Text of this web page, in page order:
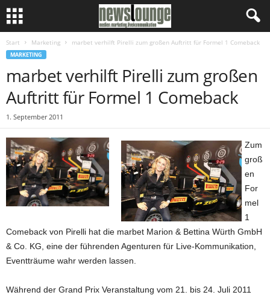
Start Marketing marbet verhilft Pirelli zum großen Auftritt für Formel 1 Comeback
MARKETING
marbet verhilft Pirelli zum großen
Auftritt für Formel 1 Comeback
1. September 2011
Zum
groß
en
For
mel
1
Comeback von Pirelli hat die marbet Marion & Bettina Würth GmbH
& Co. KG, eine der führenden Agenturen für Live-Kommunikation,
Eventträume wahr werden lassen.
Während der Grand Prix Veranstaltung vom 21. bis 24. Juli 2011